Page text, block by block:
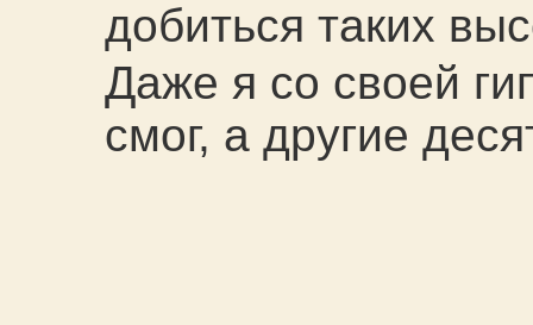
добиться таких
Даже я со своей
смог, а другие